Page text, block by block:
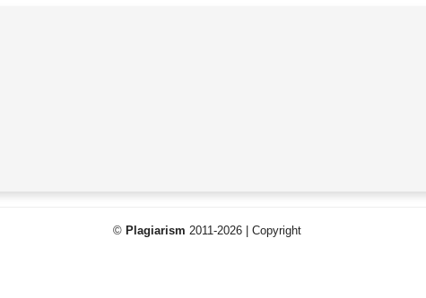
© Plagiarism 2011-2026 | Copyright